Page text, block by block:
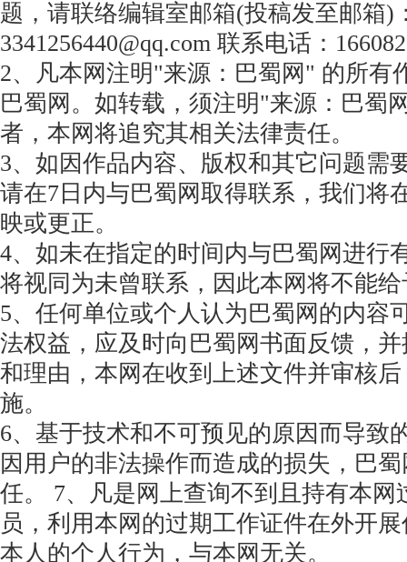
题，请联络编辑室邮箱(投稿发至邮箱)
3341256440@qq.com 联系电话：
2、凡本网注明"来源：巴蜀网" 的所有
巴蜀网。如转载，须注明"来源：巴蜀
者，本网将追究其相关法律责任。
3、如因作品内容、版权和其它问题需
请在7日内与巴蜀网取得联系，我们将
映或更正。
4、如未在指定的时间内与巴蜀网进行
将视同为未曾联系，因此本网将不能
5、任何单位或个人认为巴蜀网的内容
法权益，应及时向巴蜀网书面反馈，
和理由，本网在收到上述文件并审核
施。
6、基于技术和不可预见的原因而导致
因用户的非法操作而造成的损失，巴
任。 7、凡是网上查询不到且持有本网
员，利用本网的过期工作证件在外开
本人的个人行为，与本网无关。